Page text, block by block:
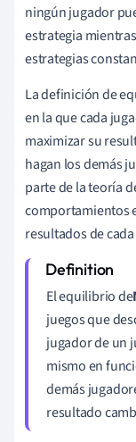
ningún jugador
estrategia
estrategias
La definición de
en la que cada
maximizar su
hagan los demás
parte de la teoría
comportamientos
resultados de
El equilibrio de
juegos que
jugador de un
mismo en
demás
resultado